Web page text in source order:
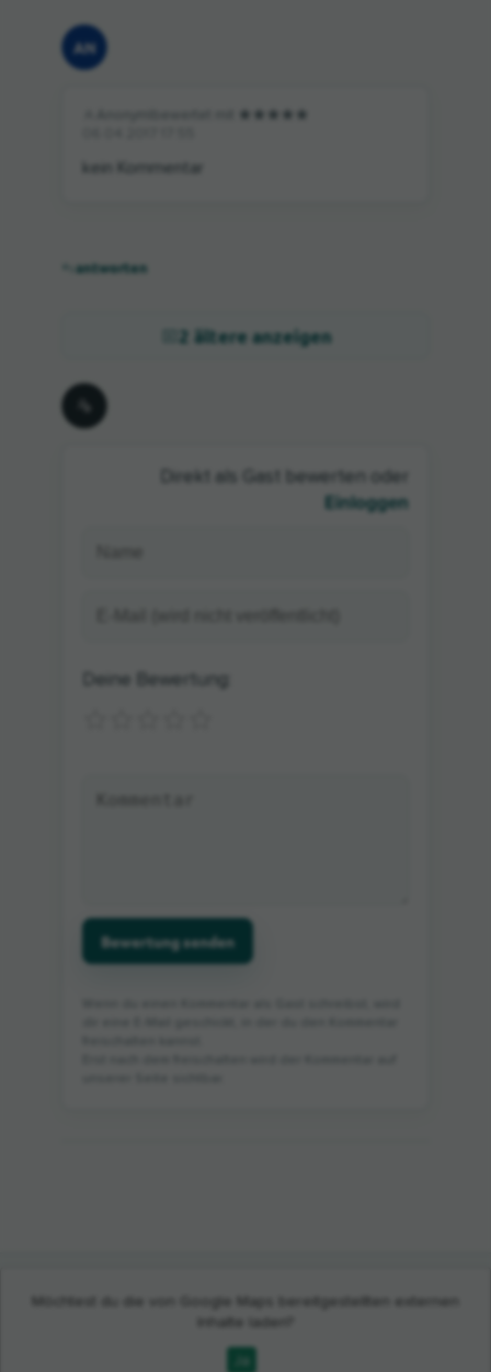
AN
kein Kommentar
antworten
2 ältere anzeigen
Direkt als Gast bewerten oder
Einloggen
Deine Bewertung:
Bewertung senden
Ja